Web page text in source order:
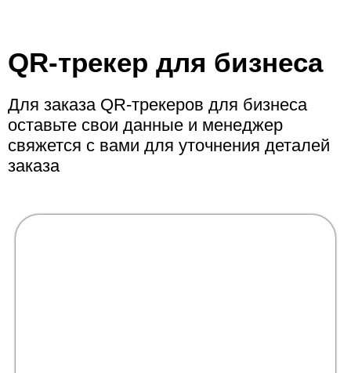
QR-трекер для бизнеса
Для заказа QR-трекеров для бизнеса
оставьте свои данные и менеджер
свяжется с вами для уточнения деталей
заказа